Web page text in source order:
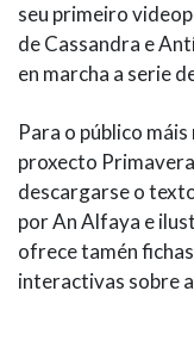
seu primeiro
de Cassandra e
en marcha a serie
Para o público
proxecto
descargarse o
por An Alfaya e
ofrece tamén
interactivas sobre